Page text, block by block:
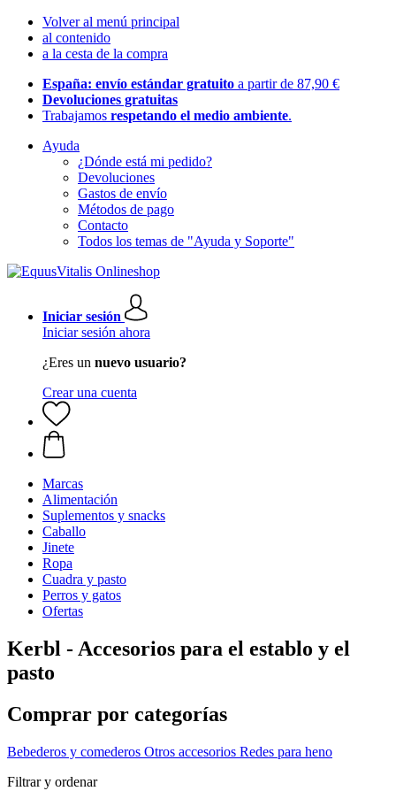
Volver al menú principal
al contenido
a la cesta de la compra
España: envío estándar gratuito a partir de 87,90 €
Devoluciones gratuitas
Trabajamos respetando el medio ambiente.
Ayuda
¿Dónde está mi pedido?
Devoluciones
Gastos de envío
Métodos de pago
Contacto
Todos los temas de "Ayuda y Soporte"
Iniciar sesión
Iniciar sesión ahora
¿Eres un nuevo usuario?
Crear una cuenta
Marcas
Alimentación
Suplementos y snacks
Caballo
Jinete
Ropa
Cuadra y pasto
Perros y gatos
Ofertas
Kerbl - Accesorios para el establo y el
pasto
Comprar por categorías
Bebederos y comederos Otros accesorios Redes para heno
Filtrar y ordenar